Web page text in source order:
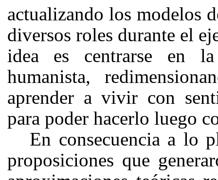
actualizando los modelos
diversos roles durante el
idea es centrarse en la
humanista,
aprender a vivir con
para poder hacerlo luego
En consecuencia a lo
proposiciones que